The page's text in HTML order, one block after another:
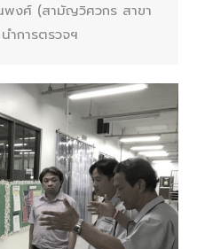
พงศ์ (สามัญวิศวกร สาขา
ำการตรวจฯ